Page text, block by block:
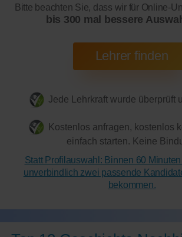
Bitte beachten Sie, dass wir für Online-
bis 300 mal bessere
Jede Lehrkraft wurde überprüft
Kostenlos anfragen, kostenlos
einfach starten. Keine
Statt Profilauswahl: Binnen 60
unverbindlich zwei passende
bekommen.